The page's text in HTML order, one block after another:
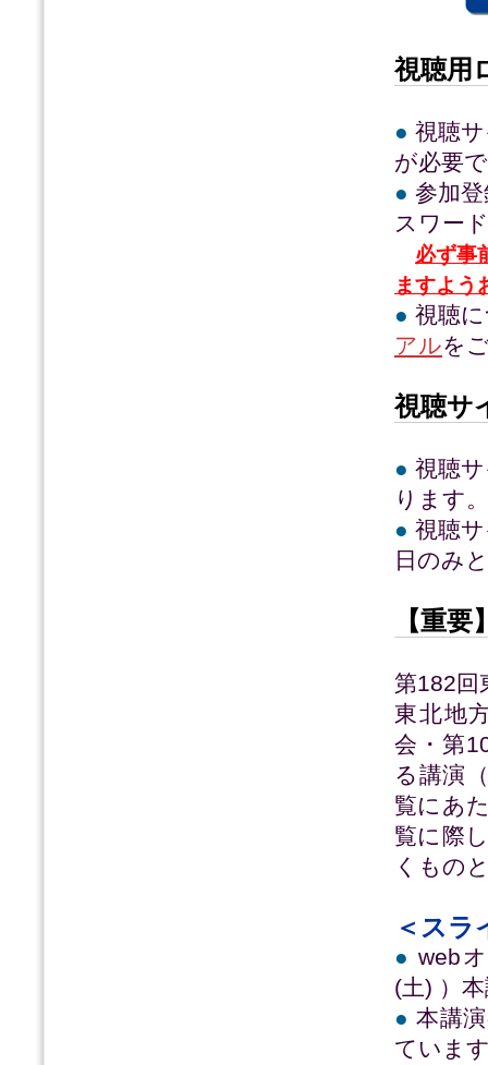
視聴用
● 視聴
が必要
● 参加
スワー
必ず事
ますよう
● 視聴
アルを
視聴サ
● 視聴
ります。
● 視聴
日のみ
【重
第182回
東北地
会・第
る講演
覧にあ
覧に際
くもの
＜スラ
● web
(土) ）
● 本講
ていま